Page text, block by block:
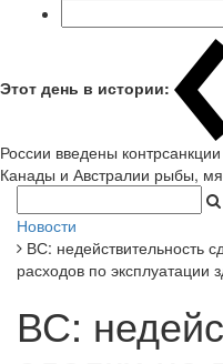
Этот день в истории:
России введены
Канады и Австралии рыбы,
Новости
ВС: недействительность
расходов по эксплуатации
ВС: